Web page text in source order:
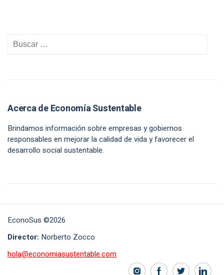
Acerca de Economía Sustentable
Brindamos información sobre empresas y gobiernos
responsables en mejorar la calidad de vida y favorecer el
desarrollo social sustentable.
EconoSus ©2026
Director: Norberto Zocco
hola@economiasustentable.com